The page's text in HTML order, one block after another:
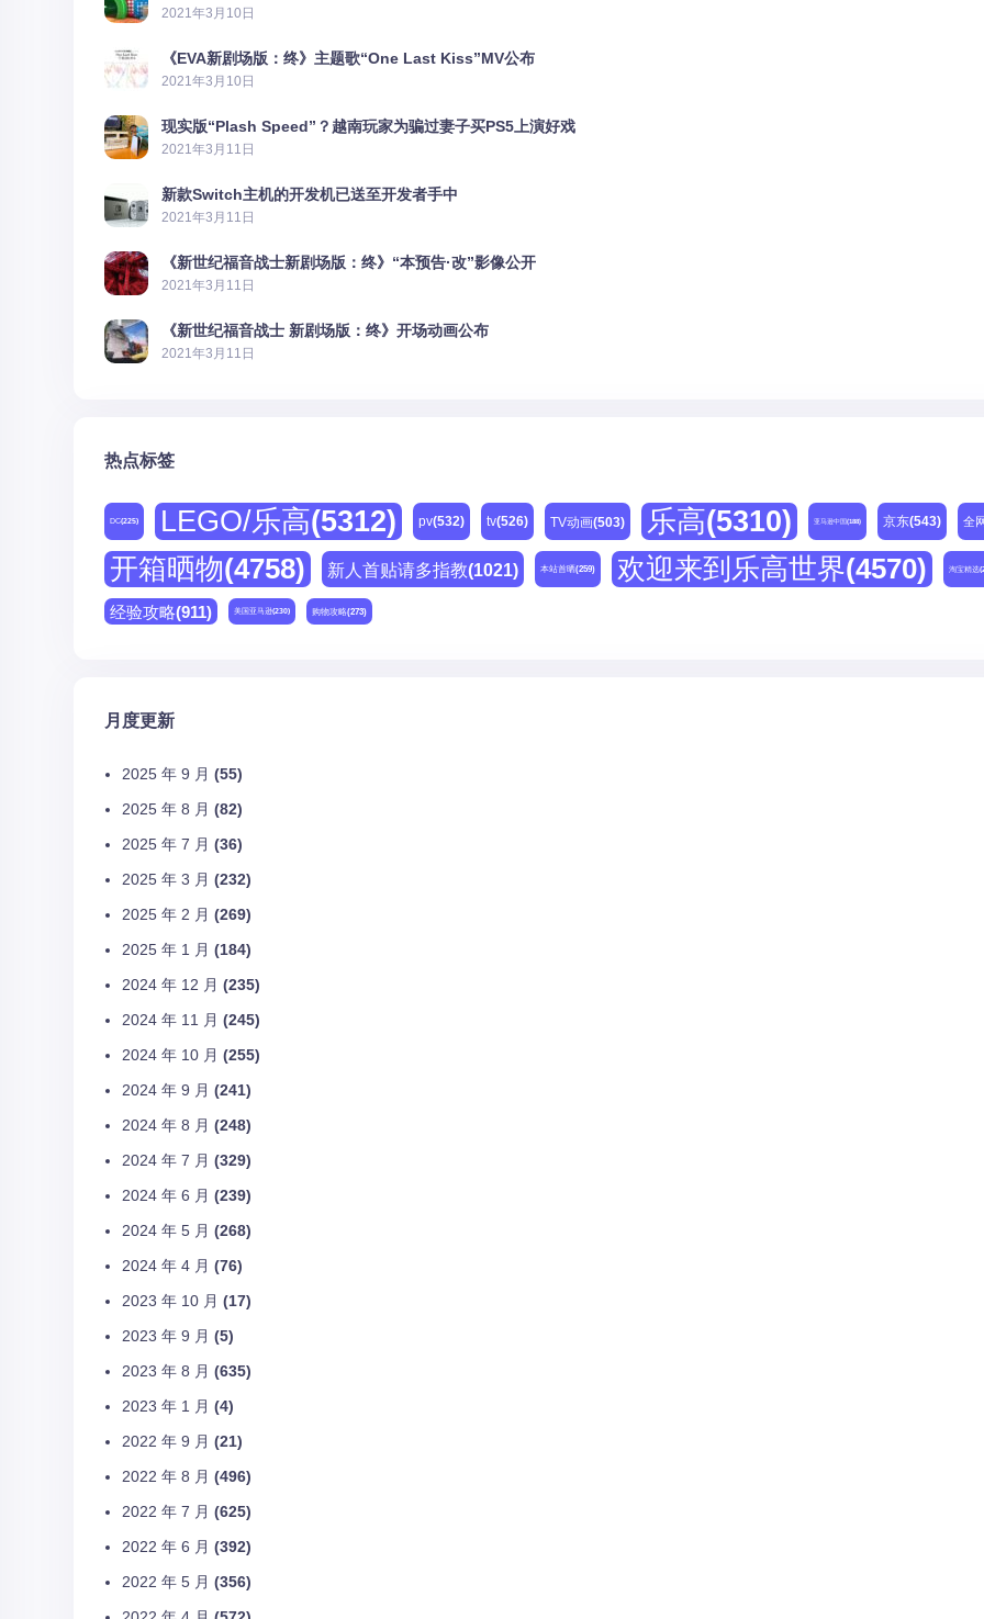
2021年3月10日
《EVA新剧场版：终》主题歌“One Last Kiss”MV公布
2021年3月10日
现实版“Plash Speed”？越南玩家为骗过妻子买PS5上演好戏
2021年3月11日
新款Switch主机的开发机已送至开发者手中
2021年3月11日
《新世纪福音战士新剧场版：终》“本预告·改”影像公开
2021年3月11日
《新世纪福音战士 新剧场版：终》开场动画公布
2021年3月11日
热点标签
DC(225) LEGO/乐高(5312) pv(532) tv(526) TV动画(503) 乐高(5310) 亚马逊中国(188) 京东(543) 全
开箱晒物(4758) 新人首贴请多指教(1021) 本站首晒(259) 欢迎来到乐高世界(4570) 淘宝精选
经验攻略(911) 美国亚马逊(230) 购物攻略(273)
月度更新
2025 年 9 月 (55)
2025 年 8 月 (82)
2025 年 7 月 (36)
2025 年 3 月 (232)
2025 年 2 月 (269)
2025 年 1 月 (184)
2024 年 12 月 (235)
2024 年 11 月 (245)
2024 年 10 月 (255)
2024 年 9 月 (241)
2024 年 8 月 (248)
2024 年 7 月 (329)
2024 年 6 月 (239)
2024 年 5 月 (268)
2024 年 4 月 (76)
2023 年 10 月 (17)
2023 年 9 月 (5)
2023 年 8 月 (635)
2023 年 1 月 (4)
2022 年 9 月 (21)
2022 年 8 月 (496)
2022 年 7 月 (625)
2022 年 6 月 (392)
2022 年 5 月 (356)